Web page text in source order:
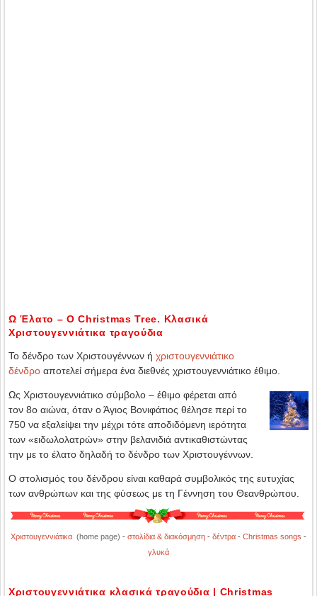
Ω Έλατο – O Christmas Tree. Κλασικά
Χριστουγεννιάτικα τραγούδια
Το δένδρο των Χριστουγέννων ή χριστουγεννιάτικο
δένδρο απoτελεί σήμερα ένα διεθνές χριστουγεννιάτικο έθιμο.
Ως Χριστουγεννιάτικο σύμβολο – έθιμο φέρεται από
τον 8ο αιώνα, όταν ο Άγιος Βονιφάτιος θέλησε περί το
750 να εξαλείψει την μέχρι τότε αποδιδόμενη ιερότητα
των «ειδωλολατρών» στην βελανιδιά αντικαθιστώντας
την με το έλατο δηλαδή το δένδρο των Χριστουγέννων.
Ο στολισμός του δένδρου είναι καθαρά συμβολικός της ευτυχίας
των ανθρώπων και της φύσεως με τη Γέννηση του Θεανθρώπου.
Χριστουγεννιάτικα (home page) - στολίδια & διακόσμηση - δέντρα - Christmas songs -
γλυκά
Χριστουγεννιάτικα κλασικά τραγούδια | Christmas